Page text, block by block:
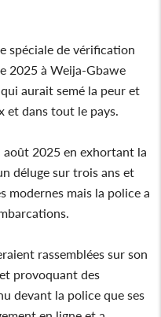
spéciale de vérification
2025 à Weija-Gbawe
aurait semé la peur et
et dans tout le pays.
2025 en exhortant la
déluge sur trois ans et
modernes mais la police a
rassemblées sur son
provoquant des
devant la police que ses